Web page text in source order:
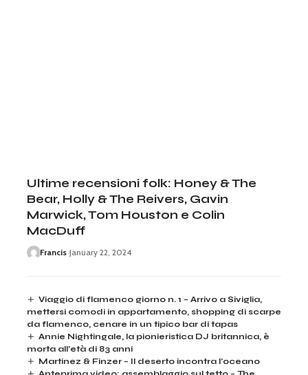
Ultime recensioni folk: Honey & The
Bear, Holly & The Reivers, Gavin
Marwick, Tom Houston e Colin
MacDuff
Francis January 22, 2024
Viaggio di flamenco giorno n. 1 – Arrivo a Siviglia,
mettersi comodi in appartamento, shopping di scarpe
da flamenco, cenare in un tipico bar di tapas
Annie Nightingale, la pionieristica DJ britannica, è
morta all’età di 83 anni
Martinez & Finzer – Il deserto incontra l’oceano